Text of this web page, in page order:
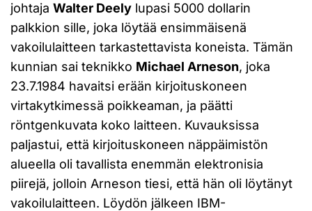
johtaja Walter Deely lupasi 5000 dollarin
palkkion sille, joka löytää ensimmäisenä
vakoilulaitteen tarkastettavista koneista. Tämän
kunnian sai teknikko Michael Arneson, joka
23.7.1984 havaitsi erään kirjoituskoneen
virtakytkimessä poikkeaman, ja päätti
röntgenkuvata koko laitteen. Kuvauksissa
paljastui, että kirjoituskoneen näppäimistön
alueella oli tavallista enemmän elektronisia
piirejä, jolloin Arneson tiesi, että hän oli löytänyt
vakoilulaitteen. Löydön jälkeen IBM-